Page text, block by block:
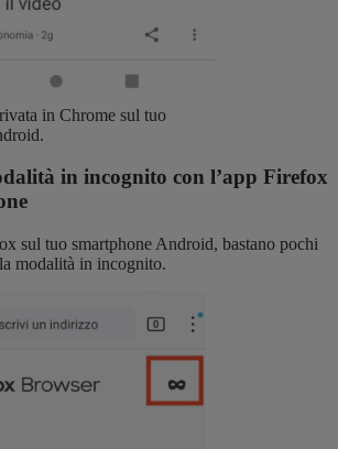
in Chrome sul tuo
in incognito con l’app Firefox
sul tuo smartphone Android, bastano pochi
modalità in incognito.